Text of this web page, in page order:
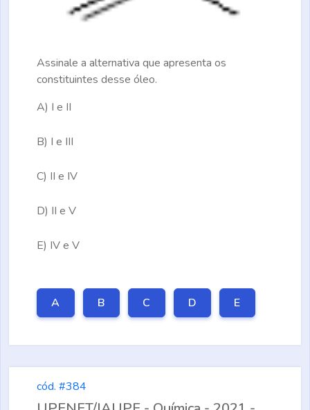
Assinale a alternativa que apresenta os
constituintes desse óleo.
A) I e II
B) I e III
C) II e IV
D) II e V
E) IV e V
A B C D E
cód. #384